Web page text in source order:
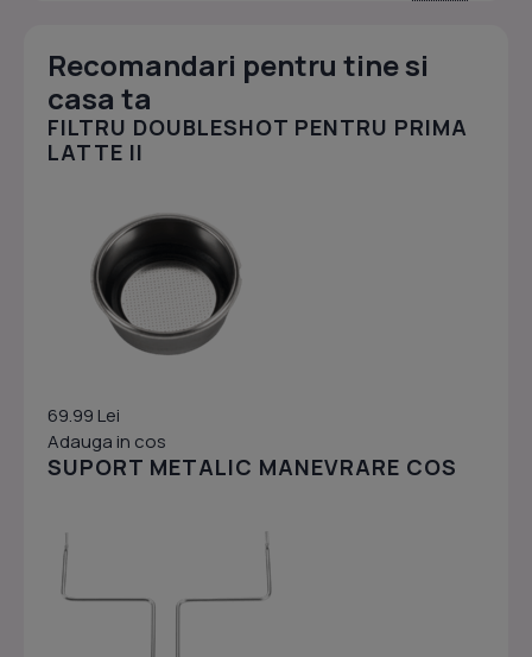
Recomandari pentru tine si
casa ta
FILTRU DOUBLESHOT PENTRU PRIMA
LATTE II
69.99 Lei
Adauga in cos
SUPORT METALIC MANEVRARE COS